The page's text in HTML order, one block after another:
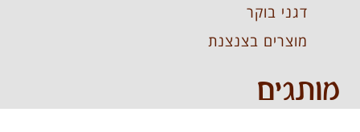
דגני בוקר
מוצרים בצנצנת
מותגים